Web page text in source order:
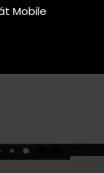
Mobile